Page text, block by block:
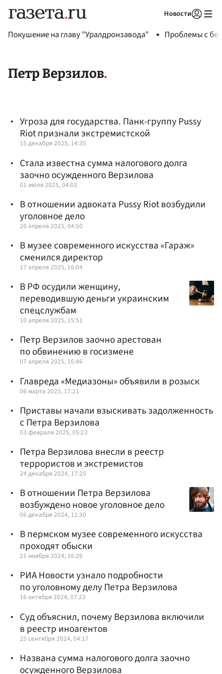
Новости
Покушение на главу "Уралдронзавода" Проблемы с
Петр Верзилов
Угроза для государства. Панк-группу Pussy
Riot признали экстремистской
15 декабря 2025, 14:35
Стала известна сумма налогового долга
заочно осужденного Верзилова
01 июля 2025, 04:03
В отношении адвоката Pussy Riot возбудили
уголовное дело
26 апреля 2025, 04:50
В музее современного искусства «Гараж»
сменился директор
17 апреля 2025, 16:04
В РФ осудили женщину,
переводившую деньги украинским
спецслужбам
10 апреля 2025, 15:51
Петр Верзилов заочно арестован
по обвинению в госизмене
07 апреля 2025, 16:46
Главреда «Медиазоны» объявили в розыск
06 марта 2025, 17:21
Приставы начали взыскивать задолженность
с Петра Верзилова
03 февраля 2025, 05:23
Петра Верзилова внесли в реестр
террористов и экстремистов
24 декабря 2024, 17:25
В отношении Петра Верзилова
возбуждено новое уголовное дело
06 декабря 2024, 11:30
В пермском музее современного искусства
проходят обыски
21 ноября 2024, 16:26
РИА Новости узнало подробности
по уголовному делу Петра Верзилова
16 октября 2024, 07:23
Суд объяснил, почему Верзилова включили
в реестр иноагентов
25 сентября 2024, 04:17
Названа сумма налогового долга заочно
осужденного Верзилова